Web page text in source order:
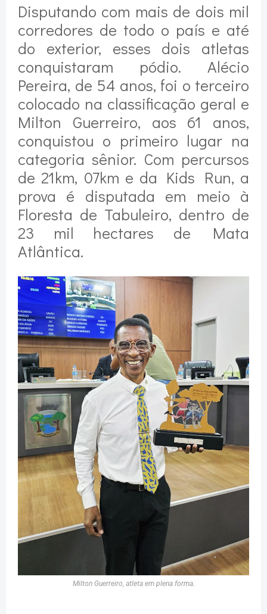
Disputando com mais de dois mil
corredores de todo o país e até
do exterior, esses dois atletas
conquistaram pódio. Alécio
Pereira, de 54 anos, foi o terceiro
colocado na classificação geral e
Milton Guerreiro, aos 61 anos,
conquistou o primeiro lugar na
categoria sênior. Com percursos
de 21km, 07km e da Kids Run, a
prova é disputada em meio à
Floresta de Tabuleiro, dentro de
23 mil hectares de Mata
Atlântica.
Milton Guerreiro, atleta em plena forma.